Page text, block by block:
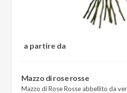
a partire da
Mazzo di rose rosse
Mazzo di Rose Rosse abbellito da